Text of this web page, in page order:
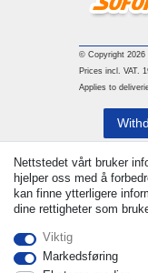
© Copyright 2026
Prices incl. VAT.
Applies to
Nettstedet vårt bruker
hjelper oss med å
kan finne ytterligere
dine rettigheter som
Viktig
Markedsføring